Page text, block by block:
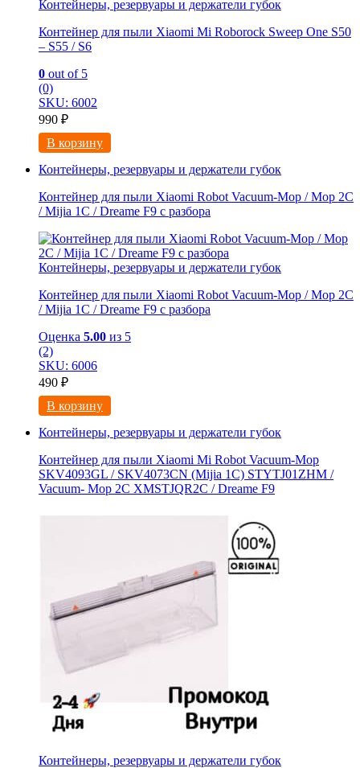
Контейнеры, резервуары и держатели губок
Контейнер для пыли Xiaomi Mi Roborock Sweep One S50
– S55 / S6
0 out of 5
(0)
SKU: 6002
990 ₽
В корзину
Контейнеры, резервуары и держатели губок
Контейнер для пыли Xiaomi Robot Vacuum-Mop / Mop 2C
/ Mijia 1C / Dreame F9 с разбора
Контейнеры, резервуары и держатели губок
Контейнер для пыли Xiaomi Robot Vacuum-Mop / Mop 2C
/ Mijia 1C / Dreame F9 с разбора
Оценка 5.00 из 5
(2)
SKU: 6006
490 ₽
В корзину
Контейнеры, резервуары и держатели губок
Контейнер для пыли Xiaomi Mi Robot Vacuum-Mop
SKV4093GL / SKV4073CN (Mijia 1C) STYTJ01ZHM /
Vacuum- Mop 2C XMSTJQR2C / Dreame F9
Контейнеры, резервуары и держатели губок